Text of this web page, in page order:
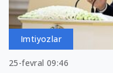
Imtiyozlar
25-fevral 09:46